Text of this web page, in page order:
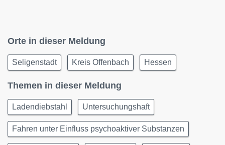
Orte in dieser Meldung
Seligenstadt Kreis Offenbach Hessen
Themen in dieser Meldung
Ladendiebstahl Untersuchungshaft
Fahren unter Einfluss psychoaktiver Substanzen